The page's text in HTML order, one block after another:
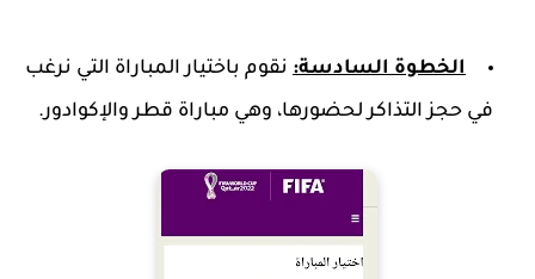
الخطوة السادسة: نقوم باختيار المباراة التي نرغب
في حجز التذاكر لحضورها، وهي مباراة قطر والإكوادور.